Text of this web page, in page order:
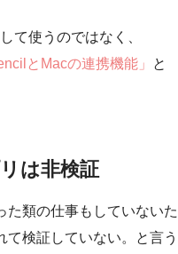
て使うのではなく、
とMacの連携機能」
と
は非検証
た類の仕事もしていないた
検証していない。と言う